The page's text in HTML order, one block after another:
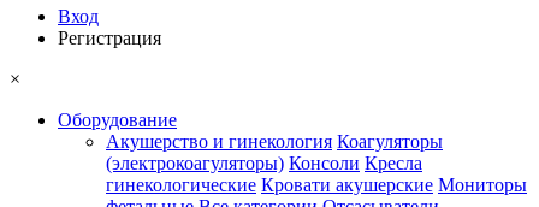
Вход
Регистрация
×
Оборудование
Акушерство и гинекология Коагуляторы
(электрокоагуляторы) Консоли Кресла
гинекологические Кровати акушерские Мониторы